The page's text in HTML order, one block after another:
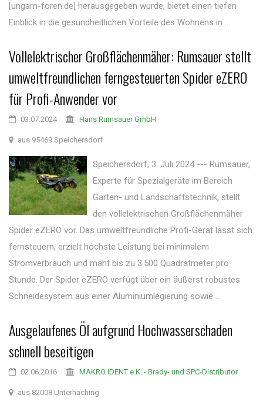
[ungarn-foren.de] herausgegeben wurde, bietet einen tiefen
Einblick in die gesundheitlichen Vorteile des Wohnens in ...
Vollelektrischer Großflächenmäher: Rumsauer stellt
umweltfreundlichen ferngesteuerten Spider eZERO
für Profi-Anwender vor
03.07.2024 Hans Rumsauer GmbH
aus 95469 Speichersdorf
Speichersdorf, 3. Juli 2024 --- Rumsauer,
Experte für Spezialgeräte im Bereich
Garten- und Landschaftstechnik, stellt
den vollelektrischen Großflächenmäher
Spider eZERO vor. Das umweltfreundliche Profi-Gerät lässt sich
fernsteuern, erzielt höchste Leistung bei minimalem
Stromverbrauch und mäht bis zu 3.500 Quadratmeter pro
Stunde. Der Spider eZERO verfügt über ein äußerst robustes
Schneidesystem aus einer Aluminiumlegierung sowie ...
Ausgelaufenes Öl aufgrund Hochwasserschaden
schnell beseitigen
02.06.2016 MAKRO IDENT e.K. - Brady- und SPC-Distributor
aus 82008 Unterhaching